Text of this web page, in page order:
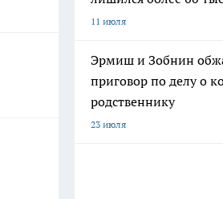
11 июля
Эрмиш и Зобнин
приговор по делу о
родственнику
23 июля